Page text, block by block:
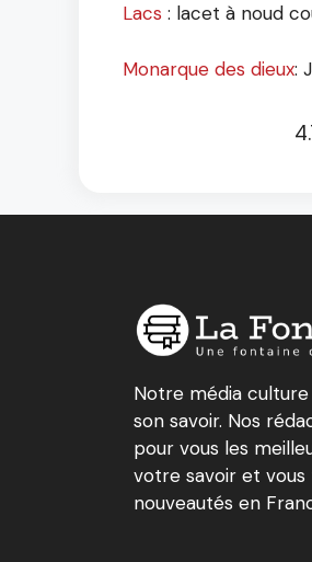
Lacs : lacet à noud
Monarque des dieux:
Notre média
son savoir. Nos
pour vous les
votre savoir et
nouveautés en